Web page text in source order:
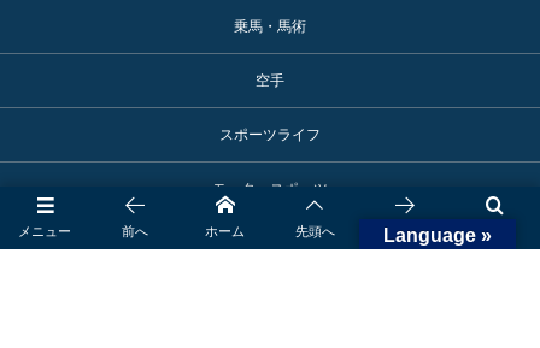
乗馬・馬術
空手
スポーツライフ
モータースポーツ
アスリート活躍情報
メニュー 検索
前へ ホーム 先頭へ 次へ
Language »